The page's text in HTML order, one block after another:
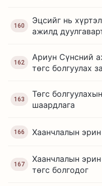
160
Эцсийг нь
ажилд
162
Ариун Сүнсний
төгс болгуулах
163
Төгс
шаардлага
166 Хаанчлалын эрин
167
Хаанчлалын
төгс болгодог